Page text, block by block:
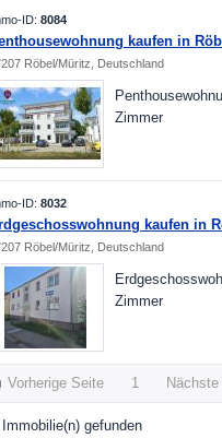
ID: 8084
kaufen in
Röbel/Müritz, Deutschland
Zimmer
ID: 8032
kaufen in
Röbel/Müritz, Deutschland
Zimmer
Vorherige Seite 1
Immobilie(n) gefunden